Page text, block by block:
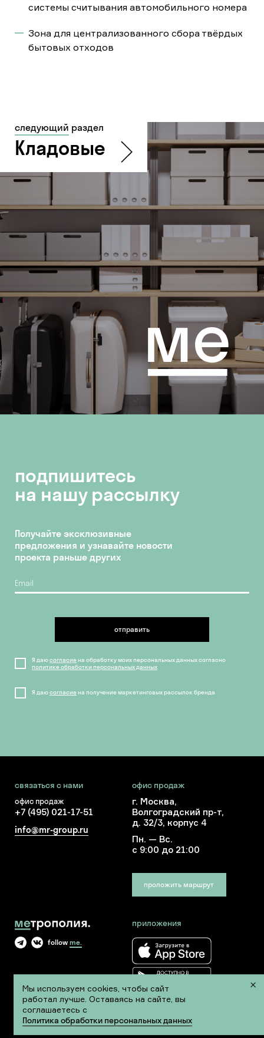
Мы используем cookies, чтобы сайт
работал лучше. Оставаясь на сайте, вы
соглашаетесь с
Политика обработки персональных данных
системы считывания автомобильного номера
Зона для централизованного сбора твёрдых
бытовых отходов
следующий раздел
Кладовые
подпишитесь
на нашу рассылку
Получайте эксклюзивные
предложения и узнавайте новости
проекта раньше других
отправить
Я даюсогласиена обработку моих персональных данных согласно
политике обработки персональных данных
Я даюсогласиена получение маркетинговых рассылок бренда
связаться с нами
офис продаж
+7 (495) 021-17-51
info@mr-group.ru
офис продаж
г. Москва,
Волгоградский пр-т,
д. 32/3, корпус 4
Пн. — Вс.
с 9:00 до 21:00
проложить маршрут
Сделано в
follow me.
приложения
Политика обработки персональных данных